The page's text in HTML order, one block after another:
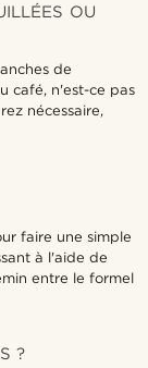
OU
de
café, n'est-ce pas
nécessaire,
faire une simple
à l'aide de
entre le formel
?